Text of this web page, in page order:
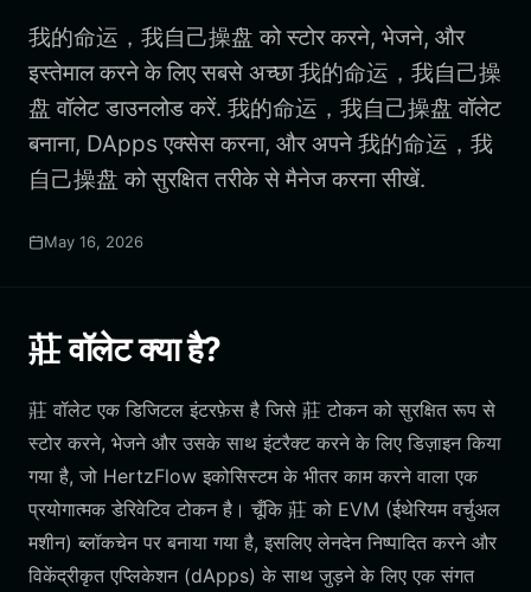
Português (Brasil)
Español (Argentina)
我的命运，我自己操盘 को स्टोर करने, भेजने, और
इस्तेमाल करने के लिए सबसे अच्छा 我的命运，我自己操
盘 वॉलेट डाउनलोड करें. 我的命运，我自己操盘 वॉलेट
बनाना, DApps एक्सेस करना, और अपने 我的命运，我
自己操盘 को सुरक्षित तरीके से मैनेज करना सीखें.
May 16, 2026
莊 वॉलेट क्या है?
莊 वॉलेट एक डिजिटल इंटरफ़ेस है जिसे 莊 टोकन को सुरक्षित रूप से
स्टोर करने, भेजने और उसके साथ इंटरैक्ट करने के लिए डिज़ाइन किया
गया है, जो HertzFlow इकोसिस्टम के भीतर काम करने वाला एक
प्रयोगात्मक डेरिवेटिव टोकन है। चूँकि 莊 को EVM (ईथेरियम वर्चुअल
मशीन) ब्लॉकचेन पर बनाया गया है, इसलिए लेनदेन निष्पादित करने और
विकेंद्रीकृत एप्लिकेशन (dApps) के साथ जुड़ने के लिए एक संगत